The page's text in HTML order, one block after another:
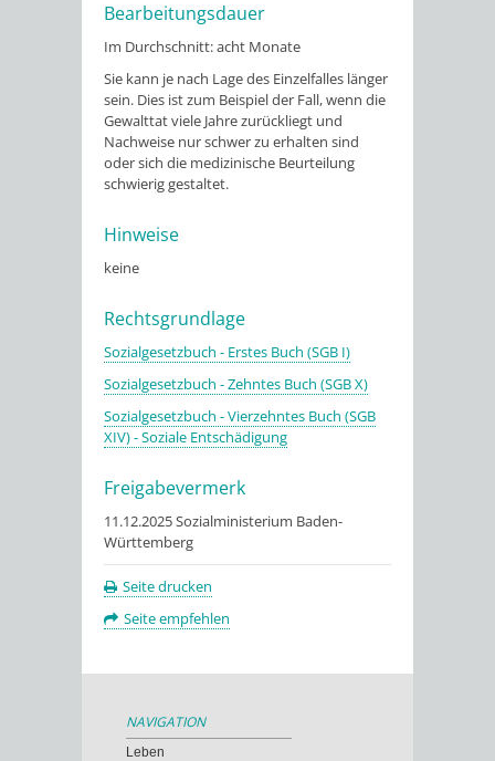
Bearbeitungsdauer
Im Durchschnitt: acht Monate
Sie kann je nach Lage des Einzelfalles länger
sein. Dies ist zum Beispiel der Fall, wenn die
Gewalttat viele Jahre zurückliegt und
Nachweise nur schwer zu erhalten sind
oder sich die medizinische Beurteilung
schwierig gestaltet.
Hinweise
keine
Rechtsgrundlage
Sozialgesetzbuch - Erstes Buch (SGB I)
Sozialgesetzbuch - Zehntes Buch (SGB X)
Sozialgesetzbuch - Vierzehntes Buch (SGB
XIV) - Soziale Entschädigung
Freigabevermerk
11.12.2025 Sozialministerium Baden-
Württemberg
Seite drucken
Seite empfehlen
NAVIGATION
Leben